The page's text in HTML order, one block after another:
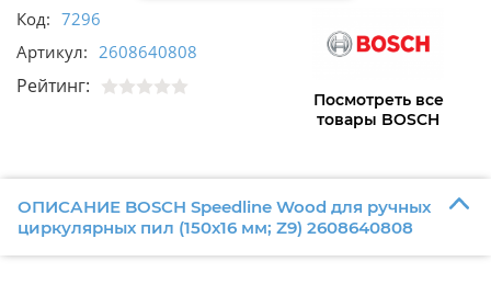
Код: 7296
Артикул: 2608640808
Рейтинг:
Посмотреть все
товары BOSCH
ОПИСАНИЕ BOSCH Speedline Wood для ручных
циркулярных пил (150х16 мм; Z9) 2608640808